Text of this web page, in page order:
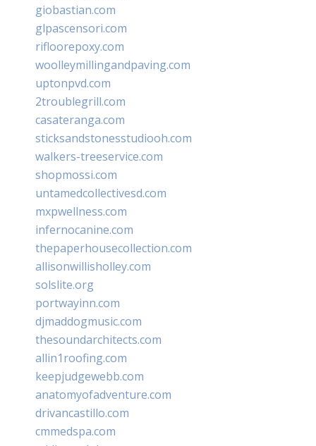
giobastian.com
glpascensori.com
rifloorepoxy.com
woolleymillingandpaving.com
uptonpvd.com
2troublegrill.com
casateranga.com
sticksandstonesstudiooh.com
walkers-treeservice.com
shopmossi.com
untamedcollectivesd.com
mxpwellness.com
infernocanine.com
thepaperhousecollection.com
allisonwillisholley.com
solslite.org
portwayinn.com
djmaddogmusic.com
thesoundarchitects.com
allin1roofing.com
keepjudgewebb.com
anatomyofadventure.com
drivancastillo.com
cmmedspa.com